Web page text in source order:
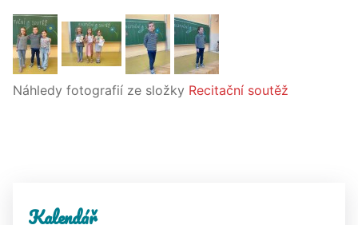
Náhledy fotografií ze složky Recitační soutěž
Kalendář